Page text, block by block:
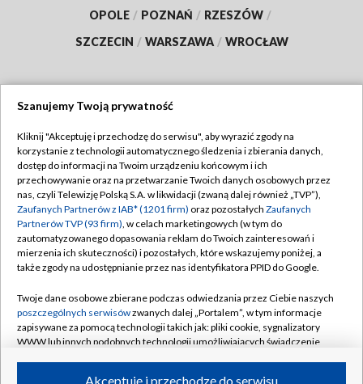
OPOLE / POZNAŃ / RZESZÓW /
SZCZECIN / WARSZAWA / WROCŁAW
TVP
Abonament TVP
Emisja w TVP
Centrum informacji TVP
Naziemna Telewizja Cyfrowa
Rada Programowa
System NOS
Informacje o nadawcy
Regulamin TVP
Polityka prywatności
Moje zgody
Pomoc
Kontakt
Kanały
Szanujemy Twoją prywatność
Kliknij "Akceptuję i przechodzę do serwisu", aby wyrazić zgody na
korzystanie z technologii automatycznego śledzenia i zbierania danych,
dostęp do informacji na Twoim urządzeniu końcowym i ich
przechowywanie oraz na przetwarzanie Twoich danych osobowych przez
nas, czyli Telewizję Polską S.A. w likwidacji (zwaną dalej również „TVP”),
Zaufanych Partnerów z IAB* (1201 firm) oraz pozostałych Zaufanych
Partnerów TVP (93 firm), w celach marketingowych (w tym do
zautomatyzowanego dopasowania reklam do Twoich zainteresowań i
mierzenia ich skuteczności) i pozostałych, które wskazujemy poniżej, a
także zgody na udostępnianie przez nas identyfikatora PPID do Google.
Twoje dane osobowe zbierane podczas odwiedzania przez Ciebie naszych
poszczególnych serwisówzwanych dalej „Portalem”, w tym informacje
zapisywane za pomocą technologii takich jak: pliki cookie, sygnalizatory
WWW lub innych podobnych technologii umożliwiających świadczenie
Akceptuję i przechodzę do serwisu